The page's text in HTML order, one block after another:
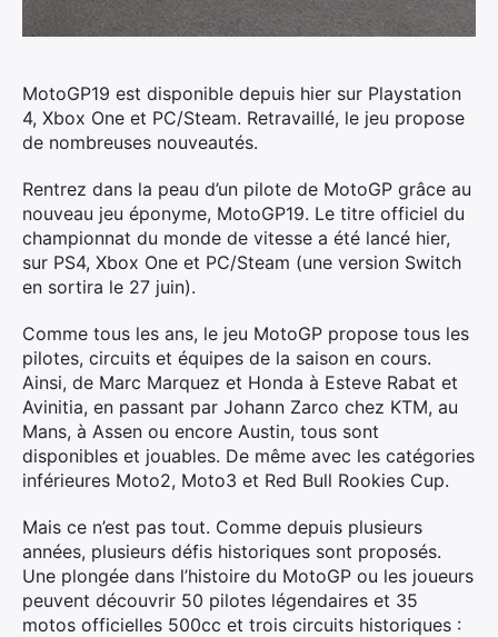
MotoGP19 est disponible depuis hier sur Playstation
4, Xbox One et PC/Steam. Retravaillé, le jeu propose
de nombreuses nouveautés.
Rentrez dans la peau d’un pilote de MotoGP grâce au
nouveau jeu éponyme, MotoGP19. Le titre officiel du
championnat du monde de vitesse a été lancé hier,
sur PS4, Xbox One et PC/Steam (une version Switch
en sortira le 27 juin).
Comme tous les ans, le jeu MotoGP propose tous les
pilotes, circuits et équipes de la saison en cours.
Ainsi, de Marc Marquez et Honda à Esteve Rabat et
Avinitia, en passant par Johann Zarco chez KTM, au
Mans, à Assen ou encore Austin, tous sont
disponibles et jouables. De même avec les catégories
inférieures Moto2, Moto3 et Red Bull Rookies Cup.
Mais ce n’est pas tout. Comme depuis plusieurs
années, plusieurs défis historiques sont proposés.
Une plongée dans l’histoire du MotoGP ou les joueurs
peuvent découvrir 50 pilotes légendaires et 35
motos officielles 500cc et trois circuits historiques :